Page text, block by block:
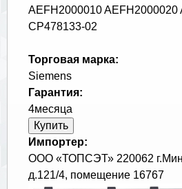
AEFH2000010 AEFH2000020
CP478133-02
Торговая марка:
Siemens
Гарантия:
4месяца
Импортер:
ООО «ТОПСЭТ» 220062
д.121/4, помещение 16767